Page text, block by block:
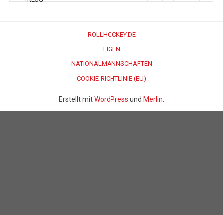
ROLLHOCKEY.DE
LIGEN
NATIONALMANNSCHAFTEN
COOKIE-RICHTLINIE (EU)
Erstellt mitWordPress und Merlin